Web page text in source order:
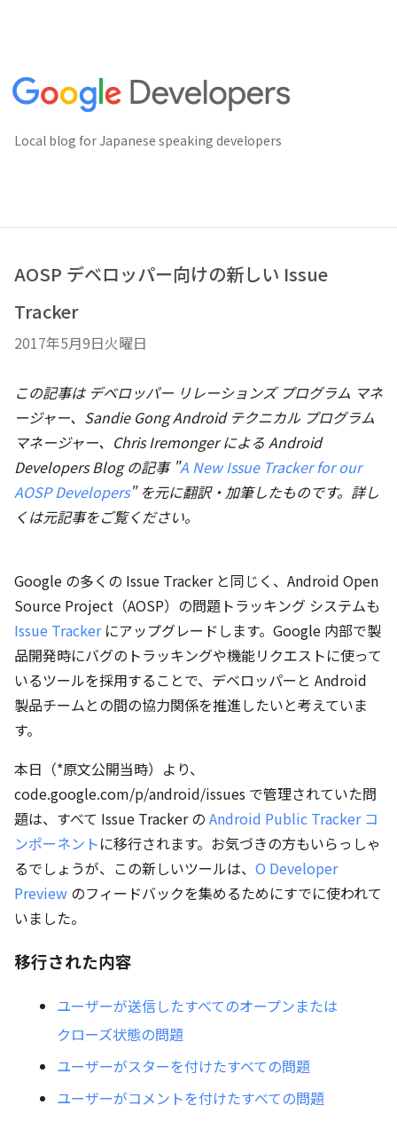
Local blog for Japanese speaking developers
AOSP デベロッパー向けの新しい Issue
Tracker
2017年5月9日火曜日
この記事は デベロッパー リレーションズ プログラム マネ
ージャー、Sandie Gong Android テクニカル プログラム
マネージャー、Chris Iremonger による Android
Developers Blog の記事 "A New Issue Tracker for our
AOSP Developers" を元に翻訳・加筆したものです。詳し
くは元記事をご覧ください。
Google の多くの Issue Tracker と同じく、Android Open
Source Project（AOSP）の問題トラッキング システムも
Issue Trackerにアップグレードします。Google 内部で製
品開発時にバグのトラッキングや機能リクエストに使って
いるツールを採用することで、デベロッパーと Android
製品チームとの間の協力関係を推進したいと考えていま
す。
本日（*原文公開当時）より、
code.google.com/p/android/issues で管理されていた問
題は、すべて Issue Tracker の Android Public Tracker コ
ンポーネントに移行されます。お気づきの方もいらっしゃ
るでしょうが、この新しいツールは、 O Developer
Preview のフィードバックを集めるためにすでに使われて
いました。
移行された内容
ユーザーが送信したすべてのオープンまたは
クローズ状態の問題
ユーザーがスターを付けたすべての問題
ユーザーがコメントを付けたすべての問題